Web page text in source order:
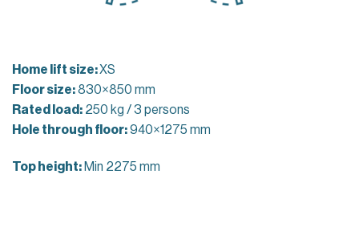
Home lift size:XS
Floor size:830×850 mm
Rated load: 250 kg / 3 persons
Hole through floor:940×1275 mm
Top height: Min 2275 mm